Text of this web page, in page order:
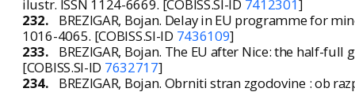
ilustr. ISSN 1124-6669. [COBISS.SI-ID 7412301]
232.
BREZIGAR, Bojan. Delay in EU programme for
1016-4065. [COBISS.SI-ID 7436109]
233.
BREZIGAR, Bojan. The EU after Nice: the half-full
[COBISS.SI-ID 7632717]
234.
BREZIGAR, Bojan. Obrniti stran zgodovine : ob